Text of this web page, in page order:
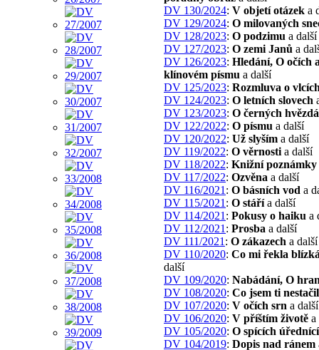
DV 130/2024: V objetí otázek a
DV 129/2024: O milovaných
DV 128/2023: O podzimu a další
DV 127/2023: O zemi Janů a
DV 126/2023: Hledání, O očích
klínovém písmu a další
DV 125/2023: Rozmluva o
DV 124/2023: O letních slovech
DV 123/2023: O černých
DV 122/2022: O písmu a další
DV 120/2022: Už slyším a další
DV 119/2022: O věrnosti a další
DV 118/2022: Knižní poznámky
DV 117/2022: Ozvěna a další
DV 116/2021 : O básních vod a
DV 115/2021 : O stářía další
DV 114/2021 : Pokusy o haiku a
DV 112/2021 : Prosba a další
DV 111/2021 : O zákazech a další
DV 110/2020: Co mi řekla
další
DV 109/2020: Nabádání, O
DV 108/2020: Co jsem ti
DV 107/2020: V očích srn a další
DV 106/2020: V příštím životě a
DV 105/2020: O spících
DV 104/2019: Dopis nad ránem